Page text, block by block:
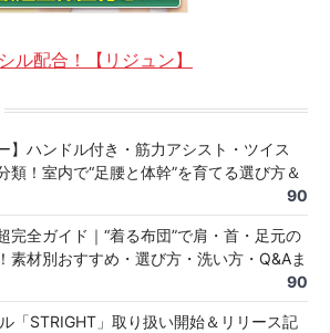
ル配合！【リジュン】
】ハンドル付き・筋力アシスト・ツイス
類！室内で“足腰と体幹”を育てる選び方＆
90
完全ガイド｜“着る布団”で肩・首・足元の
素材別おすすめ・選び方・洗い方・Q&Aま
90
「STRIGHT」取り扱い開始＆リリース記